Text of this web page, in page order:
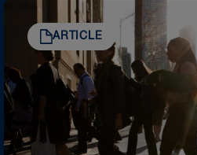
ARTICLE